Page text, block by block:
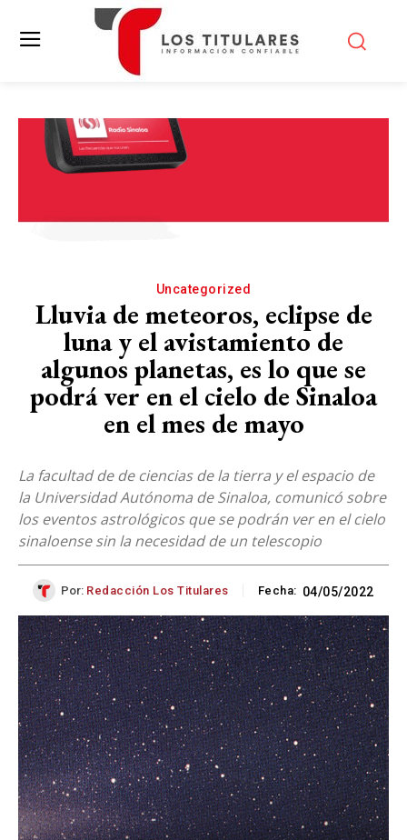
Uncategorized
Lluvia de meteoros, eclipse de
luna y el avistamiento de
algunos planetas, es lo que se
podrá ver en el cielo de Sinaloa
en el mes de mayo
La facultad de de ciencias de la tierra y el espacio de
la Universidad Autónoma de Sinaloa, comunicó sobre
los eventos astrológicos que se podrán ver en el cielo
sinaloense sin la necesidad de un telescopio
Por: Redacción Los Titulares Fecha: 04/05/2022